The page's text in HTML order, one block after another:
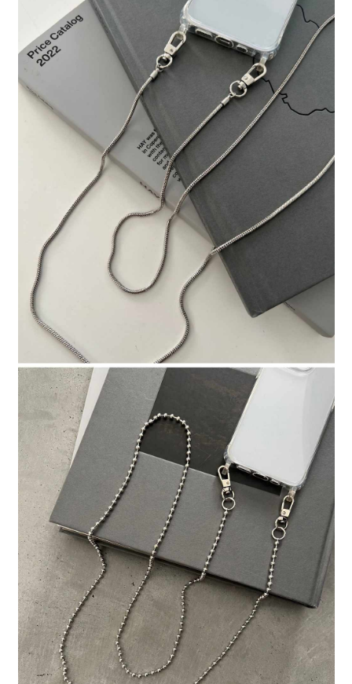
1.分期款項不併入電信帳單，「大哥付你分期」於每月結算日後寄送繳費提
醒簡訊。
2.透過簡訊連結打開帳單後，可選擇「超商條碼／台灣大直營門市／銀行轉
帳／街口支付／iPASS MONEY」等通路繳費。
1.本服務係由「台灣大哥大股份有限公司」（以下簡稱本公司）所提供，讓
用戶於交易時，得透過本服務購買商品或服務，並由商店將買賣／分期付款
買賣價金債權讓與本公司後，依約使用本公司帳單繳交帳款。
2.基於同意付款使用「大哥付你分期」之契約關係目的，商店將以您的個人
資料（包含姓名、電話或地址）提供予台灣大哥大進項蒐集、處理及利用，
由本公司與您本人進行分期帳單所需資料之確認、核對及更正。
3.完整用戶服務條款，請詳閱以下連結：
https://oppay.tw/userRule
【「AFTEE先享後付」結帳流程】
１．於結帳方式選擇「AFTEE先享後付」後，將跳轉至「AFTEE先享後付」
結帳頁面，進行簡訊認證並確認金額後，即可完成結帳。
２．訂單成立數日內，您將收到繳費通知簡訊。
３．收到繳費通知簡訊後14天內，點擊此簡訊中的連結，可透過四大超商／
ATM／網路銀行／等多元方式進行付款，方視為交易完成。
※ 請注意：結帳手續完成當下不需立刻繳費，但若您需要取消訂單，請聯絡
購買商品的店家。未經商家同意取消之訂單仍視為有效，需透過AFTEE先享
後付繳納相關費用。
※ 交易是否成功請以「AFTEE先享後付 」之結帳頁面顯示為準，若有關於
是否繳費成功／繳費後需取消欲退款等相關疑問，請聯繫「AFTEE先享後付
https://netprotections.freshdesk.com/support/home
１．透過由恩沛科技股份有限公司提供之「AFTEE先享後付」服務完成之交
易，需依本服務之必要範圍內提供個人資料，並將交易相關給付款項請求債
權轉讓予恩沛科技股份有限公司。
２．關於個人資料處理事宜，請瀏覽以下網址：https://aftee.tw/terms/#terms3
３．未成年的使用者請事先徵得法定代理人或監護人之同意方可使用
「AFTEE先享後付」，若未經同意申辦者引起之損失，本公司不負相關責
任。
４．使用「AFTEE先享後付」時，將依據個別帳號之用戶狀況，依本公司即
時審查核予不同之上限額度；若仍有額度不足之情形，本公司將視審查結果
請求用戶進行身份認證。
５．嚴禁一人註冊多個帳號或使用他人資訊註冊。若發現惡意使用之情形，
恩沛科技股份有限公司將有權停止該用戶之使用額度並採取法律行動。
付款後 全家取貨
每筆NT$80，滿NT$888(含以上)免運費
7-11 取貨付款
每筆NT$80，滿NT$1,500(含以上)免運費
付款後 7-11取貨
每筆NT$80，滿NT$1,500(含以上)免運費
每筆NT$80，滿NT$1,500(含以上)免運費